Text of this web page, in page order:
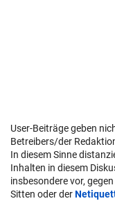
User-Beiträge geben
Betreibers/der
In diesem Sinne
Inhalten in diesem
insbesondere vor,
Sitten oder der